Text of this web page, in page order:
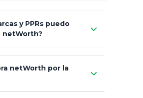
y PPRs puedo
netWorth?
netWorth por la